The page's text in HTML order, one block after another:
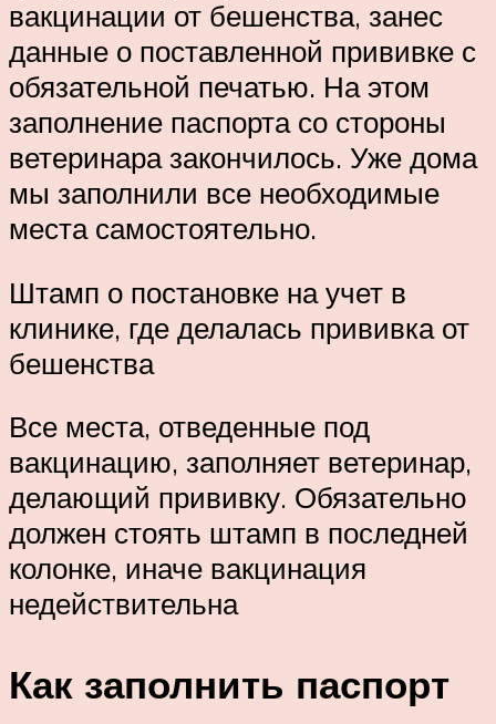
вакцинации от бешенства, занес
данные о поставленной прививке с
обязательной печатью. На этом
заполнение паспорта со стороны
ветеринара закончилось. Уже дома
мы заполнили все необходимые
места самостоятельно.
Штамп о постановке на учет в
клинике, где делалась прививка от
бешенства
Все места, отведенные под
вакцинацию, заполняет ветеринар,
делающий прививку. Обязательно
должен стоять штамп в последней
колонке, иначе вакцинация
недействительна
Как заполнить паспорт